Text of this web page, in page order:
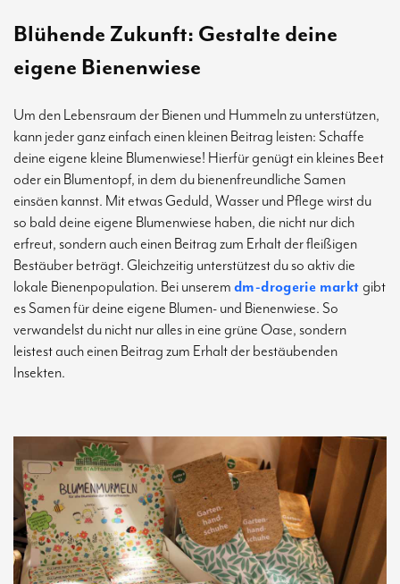
Blühende Zukunft: Gestalte deine
eigene Bienenwiese
Um den Lebensraum der Bienen und Hummeln zu unterstützen,
kann jeder ganz einfach einen kleinen Beitrag leisten: Schaffe
deine eigene kleine Blumenwiese! Hierfür genügt ein kleines Beet
oder ein Blumentopf, in dem du bienenfreundliche Samen
einsäen kannst. Mit etwas Geduld, Wasser und Pflege wirst du
so bald deine eigene Blumenwiese haben, die nicht nur dich
erfreut, sondern auch einen Beitrag zum Erhalt der fleißigen
Bestäuber beträgt. Gleichzeitig unterstützest du so aktiv die
lokale Bienenpopulation. Bei unserem dm-drogerie markt gibt
es Samen für deine eigene Blumen- und Bienenwiese. So
verwandelst du nicht nur alles in eine grüne Oase, sondern
leistest auch einen Beitrag zum Erhalt der bestäubenden
Insekten.